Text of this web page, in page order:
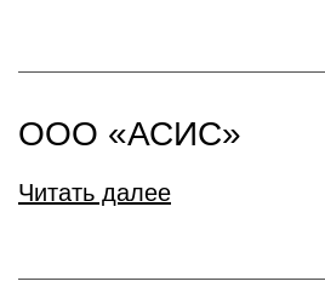
ООО «АСИС»
Читать далее